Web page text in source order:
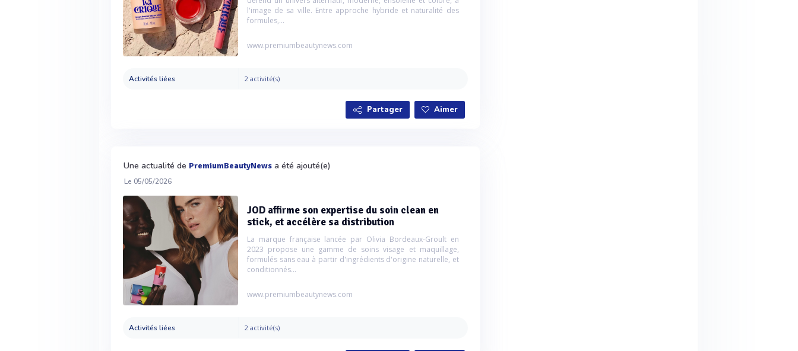
l'image de sa ville. Entre approche hybride et naturalité des
formules,...
www.premiumbeautynews.com
Activités liées 2 activité(s)
Partager Aimer
Une actualité de PremiumBeautyNews a été ajouté(e)
Le 05/05/2026
JOD affirme son expertise du soin clean en
stick, et accélère sa distribution
La marque française lancée par Olivia Bordeaux-Groult en
2023 propose une gamme de soins visage et maquillage,
formulés sans eau à partir d'ingrédients d'origine naturelle, et
conditionnés...
www.premiumbeautynews.com
Activités liées 2 activité(s)